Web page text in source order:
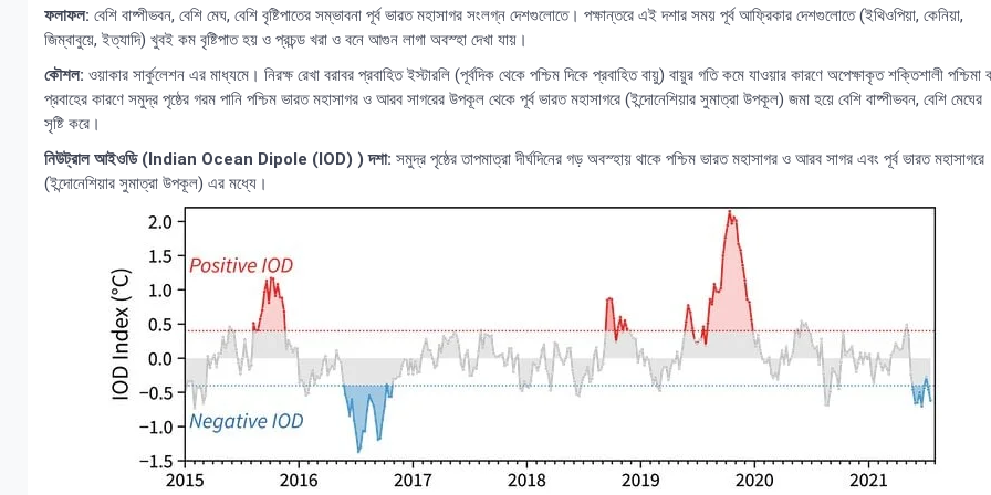
ফলাফল: বেশি বাষ্পীভবন, বেশি মেঘ, বেশি বৃষ্টিপাতের সম্ভাবনা পূর্ব ভারত মহাসাগর সংলগ্ন দেশগুলোতে। পক্ষান্তরে এই দশার সময় পূর্ব আফ্রিকার দেশগুলোতে (ইথিওপিয়া, কেনিয়া,
জিম্বাবুয়ে, ইত্যাদি) খুবই কম বৃষ্টিপাত হয় ও প্রচন্ড খরা ও বনে আগুন লাগা অবস্হা দেখা যায়।
কৌশল: ওয়াকার সার্কুলেশন এর মাধ্যমে। নিরক্ষ রেখা বরাবর প্রবাহিত ইস্টারলি (পূর্বদিক থেকে পশ্চিম দিকে প্রবাহিত বায়ু) বায়ুর গতি কমে যাওয়ার কারণে অপেক্ষাকৃত শক্তিশালী পশ্চিমা
প্রবাহের কারণে সমুদ্র পৃষ্ঠের গরম পানি পশ্চিম ভারত মহাসাগর ও আরব সাগরের উপকূল থেকে পূর্ব ভারত মহাসাগরে (ইন্দোনেশিয়ার সুমাত্রা উপকূল) জমা হয়ে বেশি বাষ্পীভবন, বেশি মেঘের
সৃষ্টি করে।
নিউট্রাল আইওডি (Indian Ocean Dipole (IOD) ) দশা: সমুদ্র পৃষ্ঠের তাপমাত্রা দীর্ঘদিনের গড় অবস্হায় থাকে পশ্চিম ভারত মহাসাগর ও আরব সাগর এবং পূর্ব ভারত মহাসাগরে
(ইন্দোনেশিয়ার সুমাত্রা উপকূল) এর মধ্যে।